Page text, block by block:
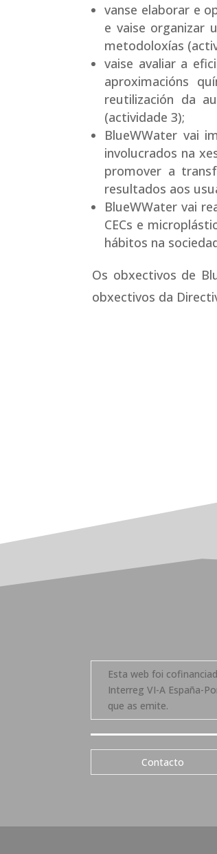
vanse elaborar e
e vaise organizar
metodoloxías
vaise avaliar a
aproximacións
reutilización da
(actividade 3);
BlueWWater vai
involucrados na
promover a
resultados aos
BlueWWater vai
CECs e
hábitos na
Os obxectivos de
obxectivos da
Esta web foi
Interreg VI-A España-
que as emite.
Contacto